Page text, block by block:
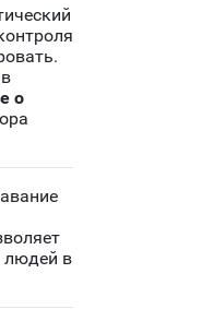
о
людей в